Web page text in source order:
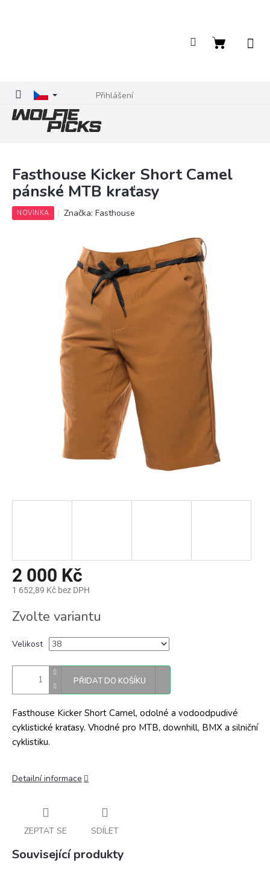
Přihlášení
Nákupní
Fasthouse Kicker Short Camel
pánské MTB kraťasy
NOVINKA Značka:Fasthouse
2 000 Kč
1 652,89 Kč bez DPH
cena:
Zvolte variantu
Velikost
PŘIDAT DO KOŠÍKU
Fasthouse Kicker Short Camel, odolné a vodoodpudivé
cyklistické kraťasy. Vhodné pro MTB, downhill, BMX a silniční
cyklistiku.
Detailní informace
ZEPTAT SE SDÍLET
Související produkty